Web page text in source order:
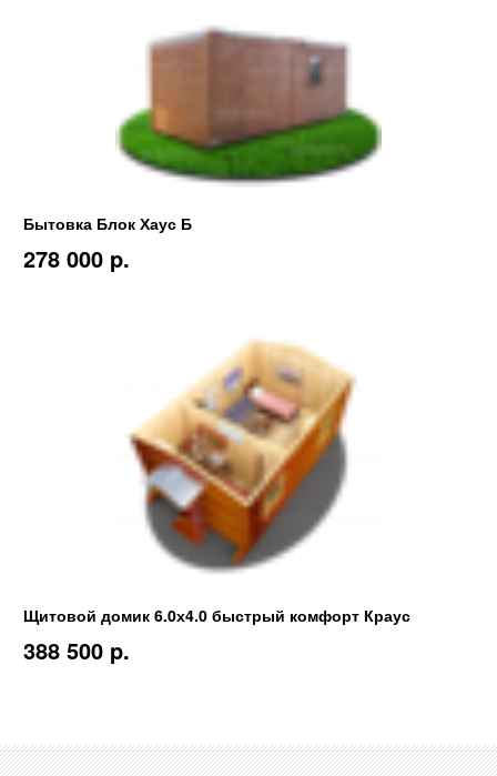
Бытовка Блок Хаус Б
278 000 p.
Щитовой домик 6.0х4.0 быстрый комфорт Краус
388 500 p.